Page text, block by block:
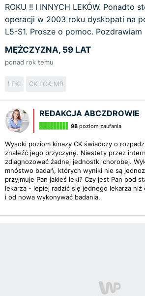
ROKU !! I INNYCH LEKÓW. Ponadto
operacji w 2003 roku dyskopati na
L5-S1. Prosze o pomoc. Pozdrawiam
MĘŻCZYZNA, 59 LAT
ponad rok temu
LEKI CK I CK-MB
REDAKCJA ABCZDROWIE
98 poziom zaufania
Wysoki poziom kinazy CK świadczy o
znaleźć jego przyczynę. Niestety przez
zdiagnozować żadnej jednostki chorobej.
mnóstwo badań, których wyniki nie są
przyjmuje Pan jakieś leki? Czy jest Pan pod
lekarza - lepiej radzić się jednego lekarza niż
i od nowa wykonywać badania.